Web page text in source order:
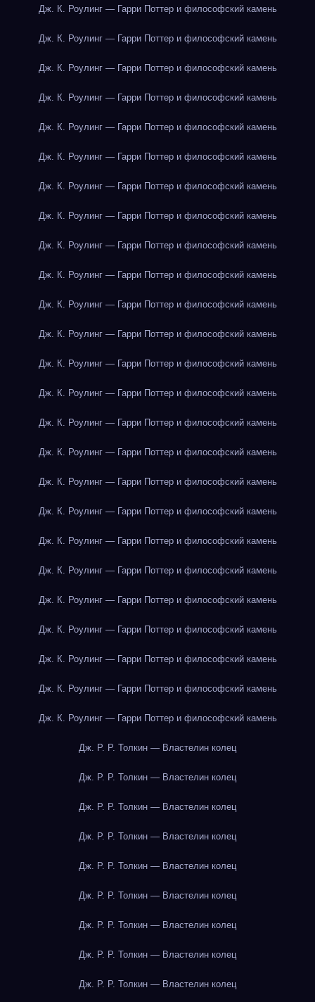
Дж. К. Роулинг — Гарри Поттер и философский камень
Дж. К. Роулинг — Гарри Поттер и философский камень
Дж. К. Роулинг — Гарри Поттер и философский камень
Дж. К. Роулинг — Гарри Поттер и философский камень
Дж. К. Роулинг — Гарри Поттер и философский камень
Дж. К. Роулинг — Гарри Поттер и философский камень
Дж. К. Роулинг — Гарри Поттер и философский камень
Дж. К. Роулинг — Гарри Поттер и философский камень
Дж. К. Роулинг — Гарри Поттер и философский камень
Дж. К. Роулинг — Гарри Поттер и философский камень
Дж. К. Роулинг — Гарри Поттер и философский камень
Дж. К. Роулинг — Гарри Поттер и философский камень
Дж. К. Роулинг — Гарри Поттер и философский камень
Дж. К. Роулинг — Гарри Поттер и философский камень
Дж. К. Роулинг — Гарри Поттер и философский камень
Дж. К. Роулинг — Гарри Поттер и философский камень
Дж. К. Роулинг — Гарри Поттер и философский камень
Дж. К. Роулинг — Гарри Поттер и философский камень
Дж. К. Роулинг — Гарри Поттер и философский камень
Дж. К. Роулинг — Гарри Поттер и философский камень
Дж. К. Роулинг — Гарри Поттер и философский камень
Дж. К. Роулинг — Гарри Поттер и философский камень
Дж. К. Роулинг — Гарри Поттер и философский камень
Дж. К. Роулинг — Гарри Поттер и философский камень
Дж. К. Роулинг — Гарри Поттер и философский камень
Дж. Р. Р. Толкин — Властелин колец
Дж. Р. Р. Толкин — Властелин колец
Дж. Р. Р. Толкин — Властелин колец
Дж. Р. Р. Толкин — Властелин колец
Дж. Р. Р. Толкин — Властелин колец
Дж. Р. Р. Толкин — Властелин колец
Дж. Р. Р. Толкин — Властелин колец
Дж. Р. Р. Толкин — Властелин колец
Дж. Р. Р. Толкин — Властелин колец